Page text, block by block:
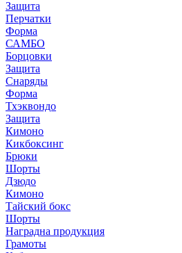
Защита
Перчатки
Форма
САМБО
Борцовки
Защита
Снаряды
Форма
Тхэквондо
Защита
Кимоно
Кикбоксинг
Брюки
Шорты
Дзюдо
Кимоно
Тайский бокс
Шорты
Наградна продукция
Грамоты